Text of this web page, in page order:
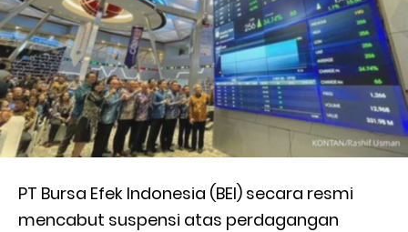
PT Bursa Efek Indonesia (BEI) secara resmi
mencabut suspensi atas perdagangan